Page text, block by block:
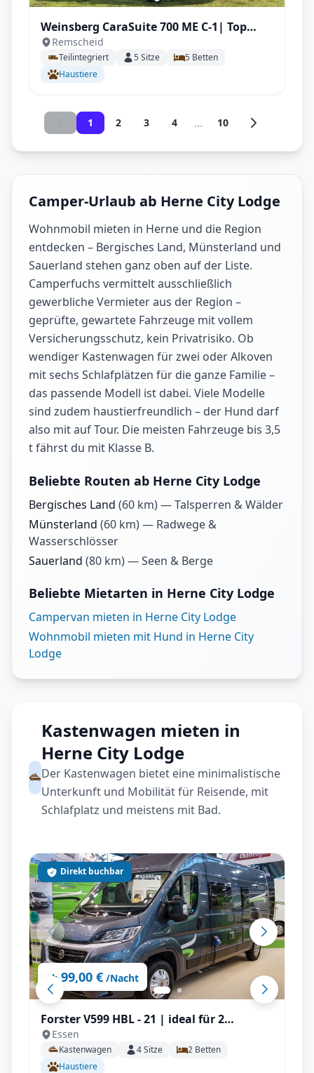
Weinsberg CaraSuite 700 ME C-1| Top
Ausstattung: Automatik, Klimaanlage,
Markise, Navigation, Rückfahrkamera,
uvm.
Remscheid
Teilintegriert 5Sitze 5 Betten
Haustiere
1 2 3 4 ... 10
Camper-Urlaub ab Herne City Lodge
Wohnmobil mieten in Herne und die Region
entdecken – Bergisches Land, Münsterland und
Sauerland stehen ganz oben auf der Liste.
Camperfuchs vermittelt ausschließlich
gewerbliche Vermieter aus der Region –
geprüfte, gewartete Fahrzeuge mit vollem
Versicherungsschutz, kein Privatrisiko. Ob
wendiger Kastenwagen für zwei oder Alkoven
mit sechs Schlafplätzen für die ganze Familie –
das passende Modell ist dabei. Viele Modelle
sind zudem haustierfreundlich – der Hund darf
also mit auf Tour. Die meisten Fahrzeuge bis 3,5
t fährst du mit Klasse B.
Beliebte Routen ab Herne City Lodge
Bergisches Land (60 km) —Talsperren & Wälder
Münsterland (60 km) — Radwege &
Wasserschlösser
Sauerland (80 km) —Seen & Berge
Beliebte Mietarten in Herne City Lodge
Campervan mieten in Herne City Lodge
Wohnmobil mieten mit Hund in Herne City
Lodge
Kastenwagen mieten in
Herne City Lodge
Der Kastenwagen bietet eine minimalistische
Unterkunft und Mobilität für Reisende, mit
Schlafplatz und meistens mit Bad.
ab 99,00 € /Nacht
Direkt buchbar
Forster V599 HBL - 21 | ideal für 2
Personen, Solar, Einparksensoren, AHK
uvm.
Essen
Kastenwagen 4Sitze 2 Betten
Haustiere